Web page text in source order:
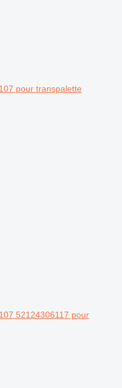
pour transpalette
52124306117 pour